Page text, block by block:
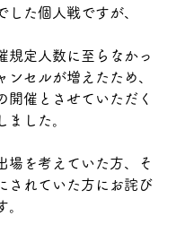
した個人戦ですが、
規定人数に至らなかっ
ンセルが増えたため、
開催とさせていただく
ました。
場を考えていた方、そ
されていた方にお詫び
。